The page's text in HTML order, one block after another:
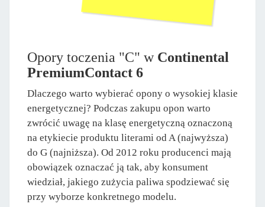
Opory toczenia "C" w Continental
PremiumContact 6
Dlaczego warto wybierać opony o wysokiej klasie
energetycznej? Podczas zakupu opon warto
zwrócić uwagę na klasę energetyczną oznaczoną
na etykiecie produktu literami od A (najwyższa)
do G (najniższa). Od 2012 roku producenci mają
obowiązek oznaczać ją tak, aby konsument
wiedział, jakiego zużycia paliwa spodziewać się
przy wyborze konkretnego modelu.